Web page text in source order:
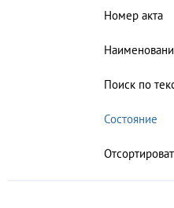
Номер акта
Поиск по
Состояние